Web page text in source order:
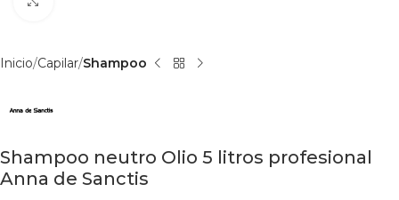
Inicio Capilar Shampoo
Shampoo neutro Olio 5 litros profesional
Anna de Sanctis